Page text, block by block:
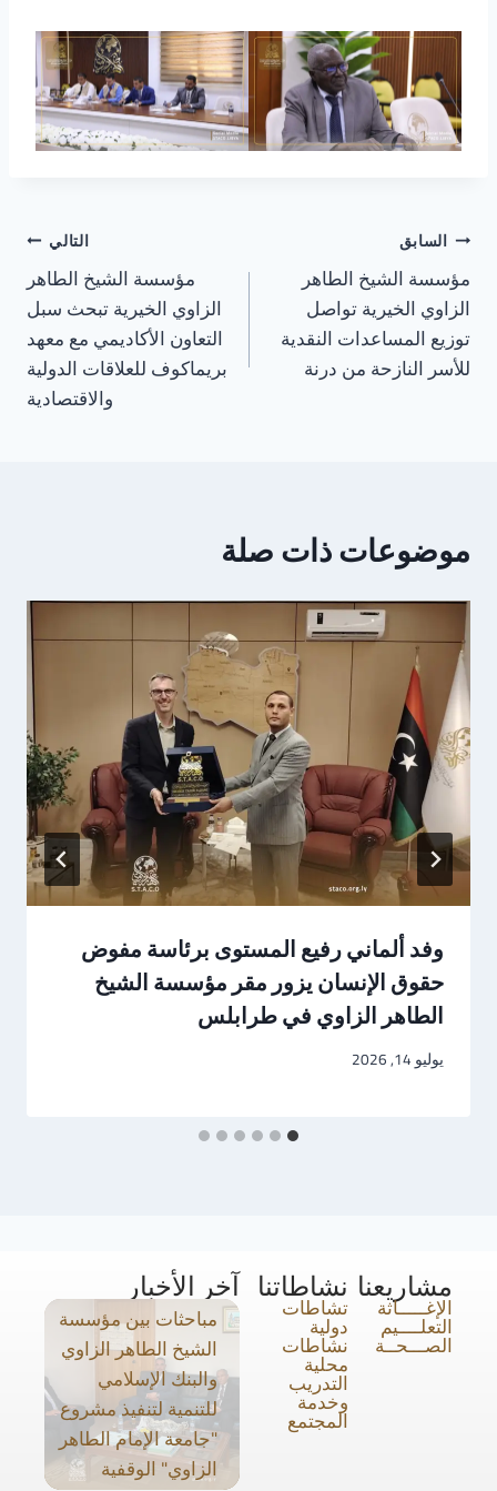
السابق
مؤسسة الشيخ الطاهر
الزاوي الخيرية تواصل
توزيع المساعدات النقدية
للأسر النازحة من درنة
التالي
مؤسسة الشيخ الطاهر
الزاوي الخيرية تبحث سبل
التعاون الأكاديمي مع معهد
بريماكوف للعلاقات الدولية
والاقتصادية
موضوعات ذات صلة
وفد ألماني رفيع المستوى برئاسة مفوض
حقوق الإنسان يزور مقر مؤسسة الشيخ
الطاهر الزاوي في طرابلس
يوليو 14, 2026
مشاريعنا
الإغـــــاثة
التعلــــيم
الصـــحــة
نشاطاتنا
تشاطات
دولية
نشاطات
محلية
التدريب
وخدمة
المجتمع
آخر الأخبار
مباحثات بين مؤسسة
الشيخ الطاهر الزاوي
والبنك الإسلامي
للتنمية لتنفيذ مشروع
"جامعة الإمام الطاهر
الزاوي" الوقفية